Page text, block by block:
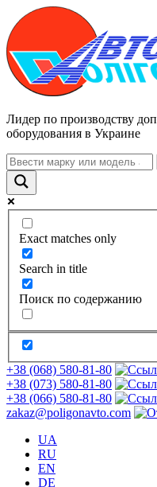
Лидер по производству
оборудования в Украине
Exact matches only
Search in title
Поиск по содержанию
+38 (068) 580-81-80
+38 (073) 580-81-80
+38 (066) 580-81-80
zakaz@poligonavto.com
UA
RU
EN
DE